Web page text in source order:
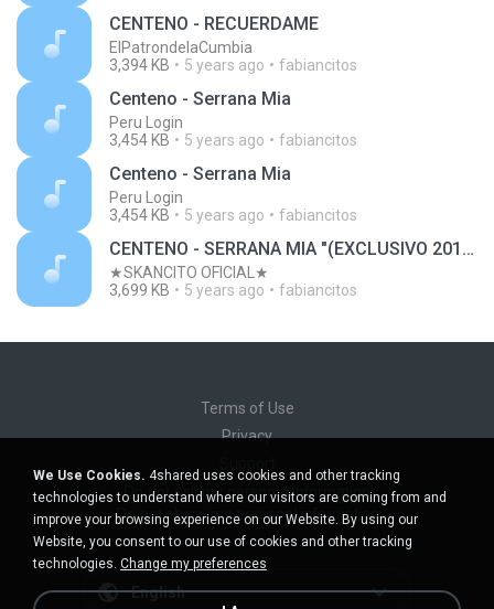
CENTENO - RECUERDAME
ElPatrondelaCumbia
3,394 KB
5 years ago fabiancitos
Centeno - Serrana Mia
Peru Login
3,454 KB
5 years ago fabiancitos
Centeno - Serrana Mia
Peru Login
3,454 KB
5 years ago fabiancitos
CENTENO - SERRANA MIA "(EXCLUSIVO 2015)"
★SKANCITO OFICIAL★
3,699 KB
5 years ago fabiancitos
Terms of Use
Privacy
Do not sell my personal information
Do not share my personal information
English
We Use Cookies. 4shared uses cookies and other tracking
technologies to understand where our visitors are coming from and
improve your browsing experience on our Website. By using our
Website, you consent to our use of cookies and other tracking
technologies. Change my preferences